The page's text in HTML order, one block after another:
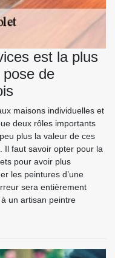
est la plus
de
maisons individuelles et
deux rôles importants
plus la valeur de ces
Il faut savoir opter pour la
pour avoir plus
les peintures d’une
sera entièrement
un artisan peintre